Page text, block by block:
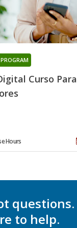
Curso Para
Hours
questions.
to help.